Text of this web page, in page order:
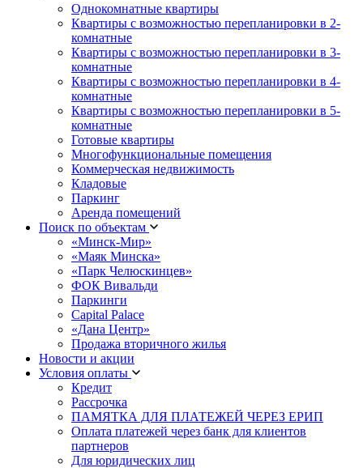
Однокомнатные квартиры
Квартиры с возможностью перепланировки в 2-
комнатные
Квартиры с возможностью перепланировки в 3-
комнатные
Квартиры с возможностью перепланировки в 4-
комнатные
Квартиры с возможностью перепланировки в 5-
комнатные
Готовые квартиры
Многофункциональные помещения
Коммерческая недвижимость
Кладовые
Паркинг
Аренда помещений
Поиск по объектам
«Минск-Мир»
«Маяк Минска»
«Парк Челюскинцев»
ФОК Вивальди
Паркинги
Capital Palace
«Дана Центр»
Продажа вторичного жилья
Новости и акции
Условия оплаты
Кредит
Рассрочка
ПАМЯТКА ДЛЯ ПЛАТЕЖЕЙ ЧЕРЕЗ ЕРИП
Оплата платежей через банк для клиентов
партнеров
Для юридических лиц